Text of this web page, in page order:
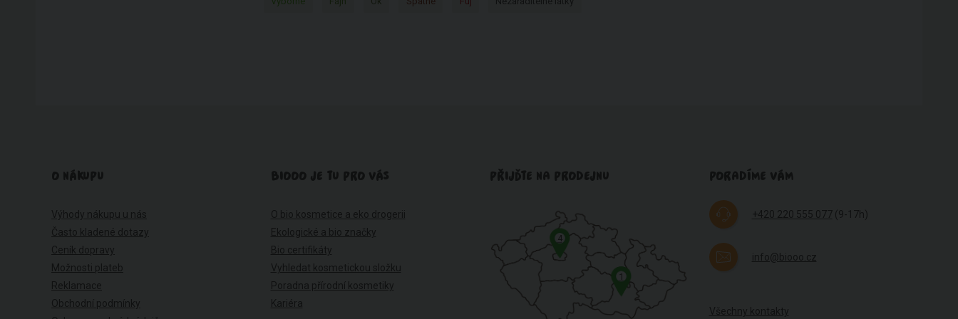
O NÁKUPU
Výhody nákupu u nás
Často kladené dotazy
Ceník dopravy
Možnosti plateb
Reklamace
Obchodní podmínky
BIOOO JE TU PRO VÁS
O bio kosmetice a eko drogerii
Ekologické a bio značky
Bio certifikáty
Vyhledat kosmetickou složku
Poradna přírodní kosmetiky
Kariéra
PŘIJĎTE NA PRODEJNU
1
4
PORADÍME VÁM
+420 220 555 077(9-17h)
info@biooo.cz
Všechny kontakty